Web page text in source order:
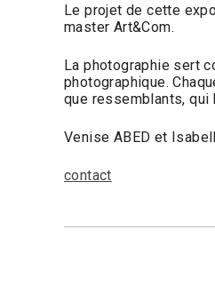
Le projet de cette
master Art&Com.
La photographie sert
photographique.
que ressemblants, qui
Venise ABED et
contact